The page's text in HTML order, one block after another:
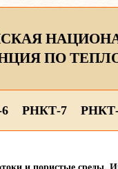
ПО
РНКТ-7